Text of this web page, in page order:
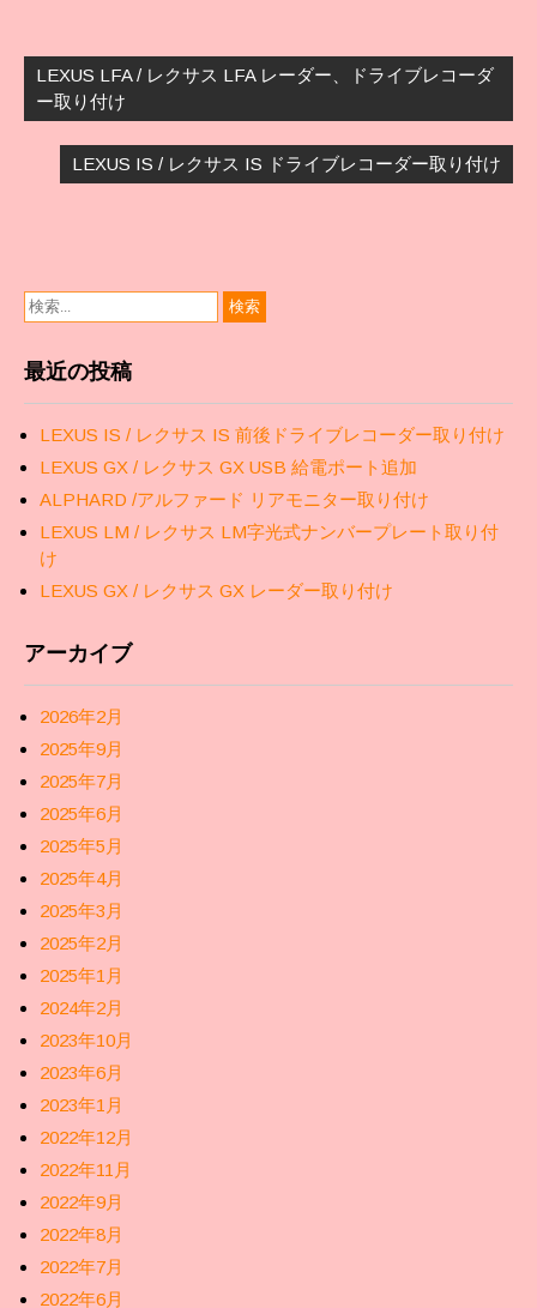
稿
ナ
ビ
LEXUS LFA / レクサス LFA レーダー、ドライブレコーダ
ー取り付け
LEXUS IS / レクサス IS ドライブレコーダー取り付け
最近の投稿
LEXUS IS / レクサス IS 前後ドライブレコーダー取り付け
LEXUS GX / レクサス GX USB 給電ポート追加
ALPHARD /アルファード リアモニター取り付け
LEXUS LM / レクサス LM字光式ナンバープレート取り付
け
LEXUS GX / レクサス GX レーダー取り付け
アーカイブ
2026年2月
2025年9月
2025年7月
2025年6月
2025年5月
2025年4月
2025年3月
2025年2月
2025年1月
2024年2月
2023年10月
2023年6月
2023年1月
2022年12月
2022年11月
2022年9月
2022年8月
2022年7月
2022年6月